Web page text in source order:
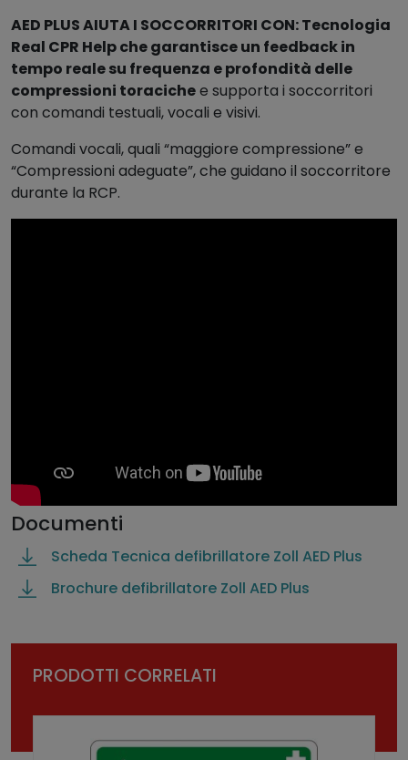
AED PLUS AIUTA I SOCCORRITORI CON: Tecnologia
Real CPR Help che garantisce un feedback in
tempo reale su frequenza e profondità delle
compressioni toracichee supporta i soccorritori
con comandi testuali, vocali e visivi.
Comandi vocali, quali “maggiore compressione” e
“Compressioni adeguate”, che guidano il soccorritore
durante la RCP.
Documenti
Scheda Tecnica defibrillatore Zoll AED Plus
Brochure defibrillatore Zoll AED Plus
PRODOTTI CORRELATI